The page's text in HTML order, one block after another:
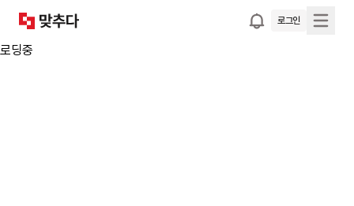
로그인
로딩중